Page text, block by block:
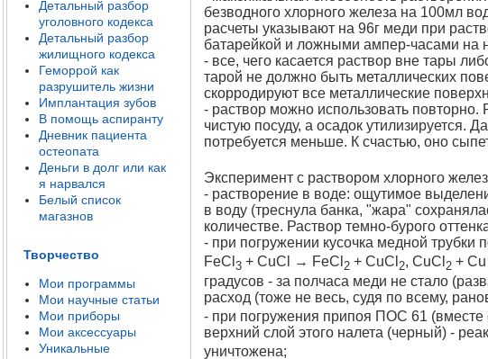
Детальный разбор
уголовного кодекса
Детальный разбор
жилищного кодекса
Геморрой как
разрушитель жизни
Имплантация зубов
В помощь аспиранту
Дневник пациента
остеопата
Деньги в долг или как
я нарвался
Белый список
магазнов
Творчество
Мои программы
Мои научные статьи
Мои приборы
Мои аксессуары
Уникальные
безводного хлорного железа на 100мл
расчеты указывают на 96г меди при
батарейкой и ложными ампер-часами на
- все, чего касается раствор вне тары
тарой не должно быть металлических
скорродируют все металлические
- раствор можно использовать повторно.
чистую посуду, а осадок утилизируется.
потребуется меньше. К счастью, оно
Эксперимент с раствором хлорного
- растворение в воде: ощутимое
в воду (треснула банка, "жара"
количестве. Раствор темно-бурого
- при погружении кусочка медной трубки
FeCl 3 + CuCl → FeCl 2 + CuCl 2, CuCl 2+ Cu
градусов - за полчаса меди не стало
расход (тоже не весь, судя по всему,
- при погружения припоя ПОС 61 (вместе
верхний слой этого налета (черный) -
уничтожена;